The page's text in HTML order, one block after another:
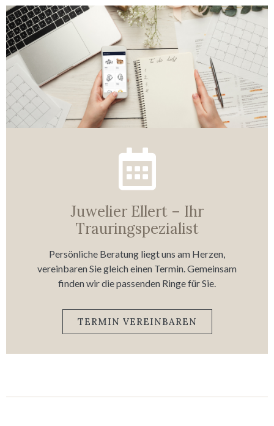
Juwelier Ellert – Ihr
Trauringspezialist
Persönliche Beratung liegt uns am Herzen,
vereinbaren Sie gleich einen Termin. Gemeinsam
finden wir die passenden Ringe für Sie.
TERMIN VEREINBAREN